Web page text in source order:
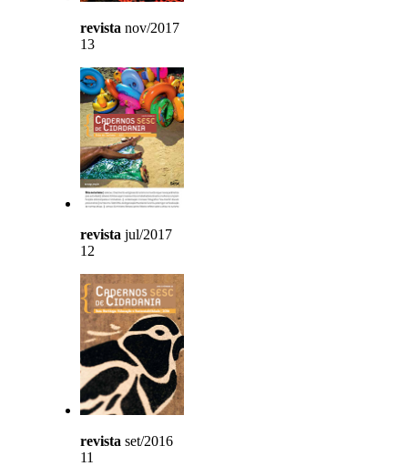
revista nov/2017
13
revista jul/2017
12
revista set/2016
11